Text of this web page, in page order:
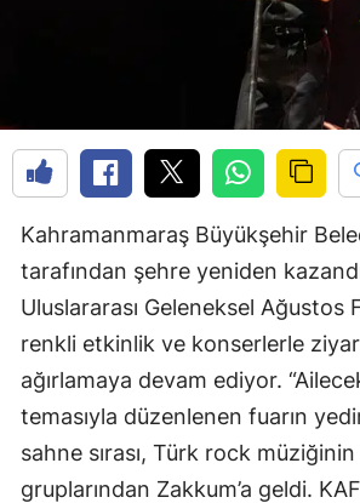
Kahramanmaraş Büyükşehir
tarafından şehre yeniden
Uluslararası Geleneksel Ağustos
renkli etkinlik ve konserlerle
ağırlamaya devam ediyor.
temasıyla düzenlenen fuarın
sahne sırası, Türk rock
gruplarından Zakkum’a geldi.